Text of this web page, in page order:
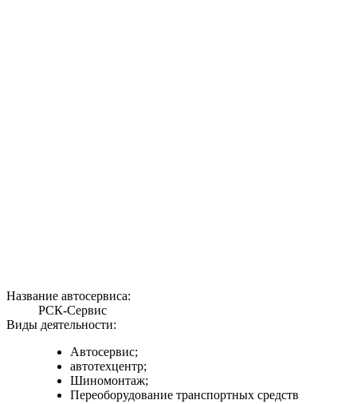
Название автосервиса:
РСК-Сервис
Виды деятельности:
Автосервис;
автотехцентр;
Шиномонтаж;
Переоборудование транспортных средств